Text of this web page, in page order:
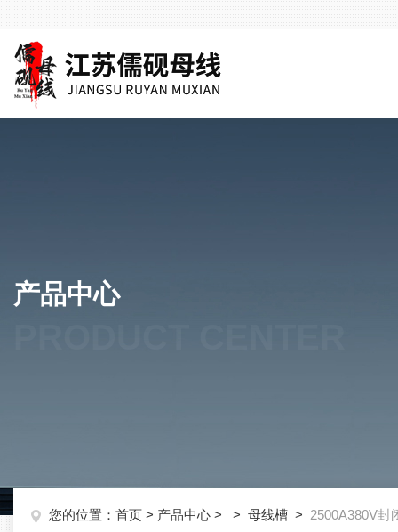
产品中心
您的位置： 首页 > 产品中心 > > 母线槽 > 2500A380V封